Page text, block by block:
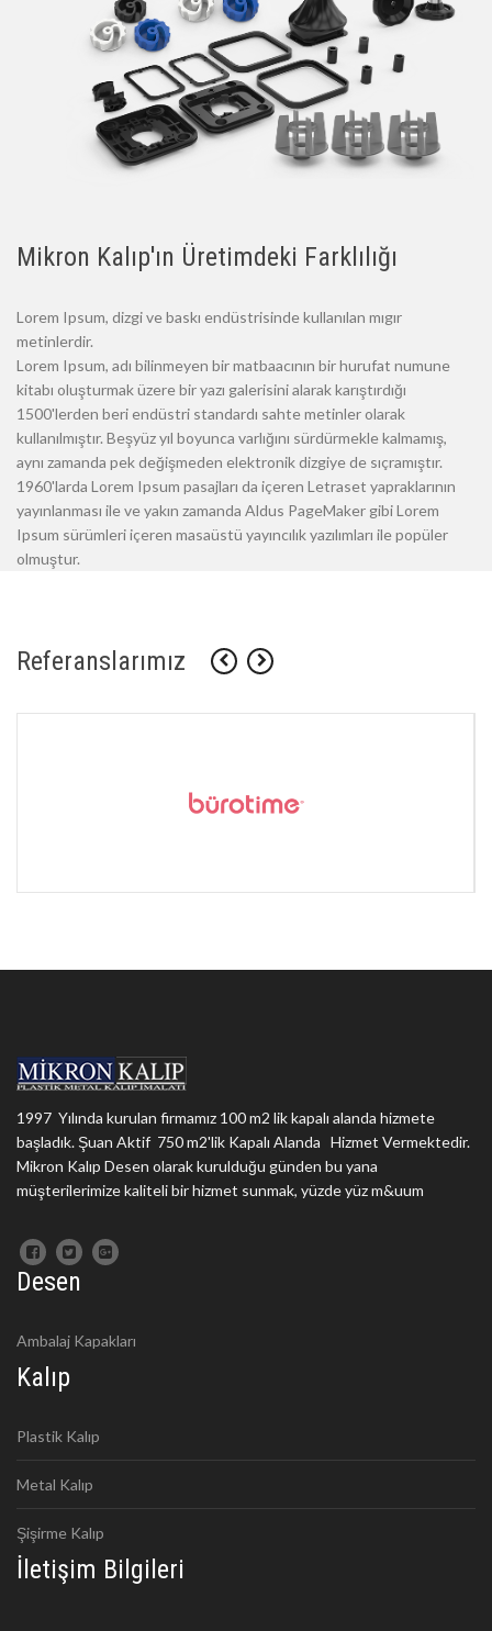
Mikron Kalıp'ın Üretimdeki Farklılığı
Lorem Ipsum, dizgi ve baskı endüstrisinde kullanılan mıgır
metinlerdir.
Lorem Ipsum, adı bilinmeyen bir matbaacının bir hurufat numune
kitabı oluşturmak üzere bir yazı galerisini alarak karıştırdığı
1500'lerden beri endüstri standardı sahte metinler olarak
kullanılmıştır. Beşyüz yıl boyunca varlığını sürdürmekle kalmamış,
aynı zamanda pek değişmeden elektronik dizgiye de sıçramıştır.
1960'larda Lorem Ipsum pasajları da içeren Letraset yapraklarının
yayınlanması ile ve yakın zamanda Aldus PageMaker gibi Lorem
Ipsum sürümleri içeren masaüstü yayıncılık yazılımları ile popüler
olmuştur.
Referanslarımız
1997 Yılında kurulan firmamız 100 m2 lik kapalı alanda hizmete
başladık. Şuan Aktif 750 m2'lik Kapalı Alanda Hizmet Vermektedir.
Mikron Kalıp Desen olarak kurulduğu günden bu yana
müşterilerimize kaliteli bir hizmet sunmak, yüzde yüz m&uum
Desen
Ambalaj Kapakları
Kalıp
Plastik Kalıp
Metal Kalıp
Şişirme Kalıp
İletişim Bilgileri